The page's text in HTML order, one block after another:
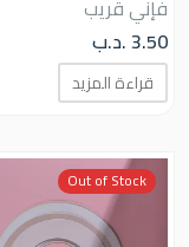
فإني قريب
3.50.د.ب
قراءة المزيد
Out of Stock